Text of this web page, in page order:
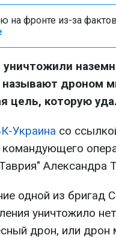
на фронте из-за
уничтожили
называют дроном
цель, которую
Украина со
командующего
Александра
одной из бригад
уничтожило
дрон, или дрон